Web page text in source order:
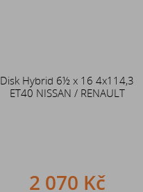
Disk Hybrid 6½ x 16 4x114,3
ET40 NISSAN / RENAULT
2 070 Kč